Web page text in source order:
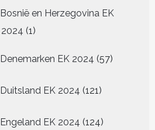
Bosnië en Herzegovina EK
2024 11
Denemarken EK 2024 5757
Duitsland EK 2024 121121
Engeland EK 2024 124124